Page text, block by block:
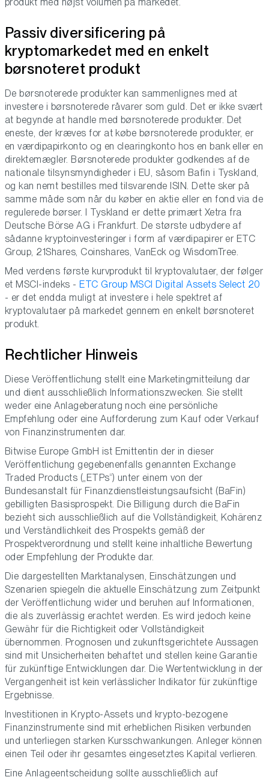
Passiv diversificering på
kryptomarkedet med en enkelt
børsnoteret produkt
De børsnoterede produkter kan sammenlignes med at
investere i børsnoterede råvarer som guld. Det er ikke svært
at begynde at handle med børsnoterede produkter. Det
eneste, der kræves for at købe børsnoterede produkter, er
en værdipapirkonto og en clearingkonto hos en bank eller en
direktemægler. Børsnoterede produkter godkendes af de
nationale tilsynsmyndigheder i EU, såsom Bafin i Tyskland,
og kan nemt bestilles med tilsvarende ISIN. Dette sker på
samme måde som når du køber en aktie eller en fond via de
regulerede børser. I Tyskland er dette primært Xetra fra
Deutsche Börse AG i Frankfurt. De største udbydere af
sådanne kryptoinvesteringer i form af værdipapirer er ETC
Group, 21Shares, Coinshares, VanEck og WisdomTree.
Med verdens første kurvprodukt til kryptovalutaer, der følger
et MSCI-indeks - ETC Group MSCI Digital Assets Select 20
- er det endda muligt at investere i hele spektret af
kryptovalutaer på markedet gennem en enkelt børsnoteret
produkt.
Rechtlicher Hinweis
Diese Veröffentlichung stellt eine Marketingmitteilung dar
und dient ausschließlich Informationszwecken. Sie stellt
weder eine Anlageberatung noch eine persönliche
Empfehlung oder eine Aufforderung zum Kauf oder Verkauf
von Finanzinstrumenten dar.
Bitwise Europe GmbH ist Emittentin der in dieser
Veröffentlichung gegebenenfalls genannten Exchange
Traded Products („ETPs“) unter einem von der
Bundesanstalt für Finanzdienstleistungsaufsicht (BaFin)
gebilligten Basisprospekt. Die Billigung durch die BaFin
bezieht sich ausschließlich auf die Vollständigkeit, Kohärenz
und Verständlichkeit des Prospekts gemäß der
Prospektverordnung und stellt keine inhaltliche Bewertung
oder Empfehlung der Produkte dar.
Die dargestellten Marktanalysen, Einschätzungen und
Szenarien spiegeln die aktuelle Einschätzung zum Zeitpunkt
der Veröffentlichung wider und beruhen auf Informationen,
die als zuverlässig erachtet werden. Es wird jedoch keine
Gewähr für die Richtigkeit oder Vollständigkeit
übernommen. Prognosen und zukunftsgerichtete Aussagen
sind mit Unsicherheiten behaftet und stellen keine Garantie
für zukünftige Entwicklungen dar. Die Wertentwicklung in der
Vergangenheit ist kein verlässlicher Indikator für zukünftige
Ergebnisse.
Investitionen in Krypto-Assets und krypto-bezogene
Finanzinstrumente sind mit erheblichen Risiken verbunden
und unterliegen starken Kursschwankungen. Anleger können
einen Teil oder ihr gesamtes eingesetztes Kapital verlieren.
Eine Anlageentscheidung sollte ausschließlich auf